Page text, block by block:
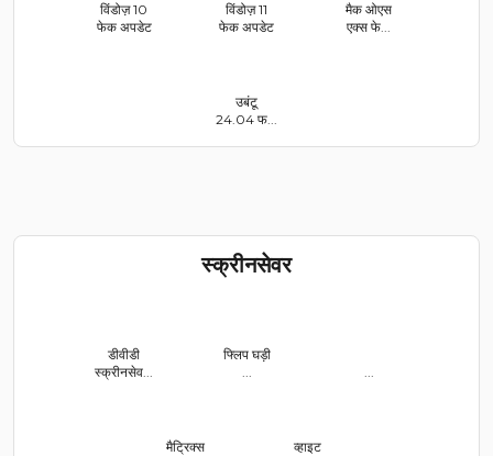
विंडोज़ 10
फेक अपडेट
विंडोज़ 11
फेक अपडेट
मैक ओएस
एक्स फे...
उबंटू
24.04 फ...
स्क्रीनसेवर
डीवीडी
स्क्रीनसेव...
फ्लिप घड़ी
...
...
मैट्रिक्स
व्हाइट